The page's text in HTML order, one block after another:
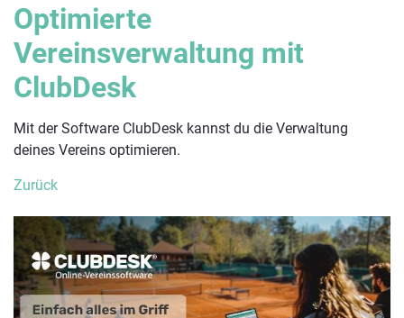
Optimierte
Vereinsverwaltung mit
ClubDesk
Mit der Software ClubDesk kannst du die Verwaltung
deines Vereins optimieren.
Zurück